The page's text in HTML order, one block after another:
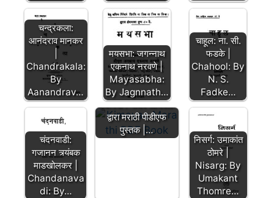
चन्द्रकला:
आनंदराव मानकर
Chandrakala:
By
Aanandrav…
मयसभा: जगन्नाथ
एकनाथ नरवणे |
Mayasabha:
By Jagnnath…
चाहूल: ना. सी.
फडके |
Chahool: By
N. S.
Fadke…
चंदनवाडी:
गजानन त्र्यंबक
माडखोलकर |
Chandanava
di: By…
किमया : माधव आचवल
द्वारा मराठी पीडीएफ
पुस्तक |…
निसर्ग: उमाकांत
ठोमरे |
Nisarg: By
Umakant
Thomre…